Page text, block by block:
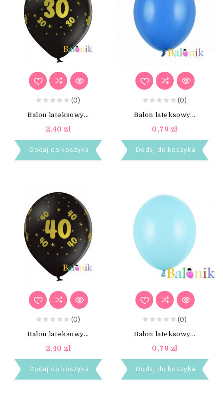
(0)
Balon lateksowy...
2,40 zł
Dodaj do koszyka
(0)
Balon lateksowy...
0,79 zł
Dodaj do koszyka
(0)
Balon lateksowy...
2,40 zł
Dodaj do koszyka
(0)
Balon lateksowy...
0,79 zł
Dodaj do koszyka